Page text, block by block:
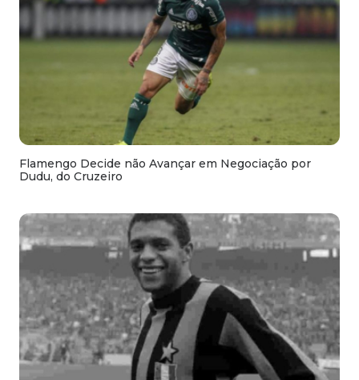
Flamengo Decide não Avançar em Negociação por
Dudu, do Cruzeiro